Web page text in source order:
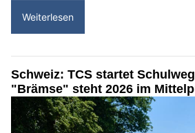
Weiterlesen
Schweiz: TCS startet
"Brämse" steht 2026 im